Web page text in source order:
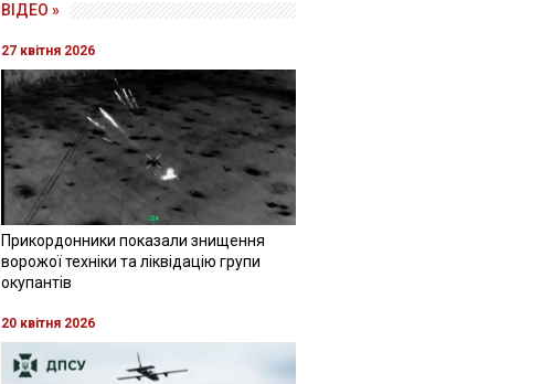
ВІДЕО »
27 квітня 2026
Прикордонники показали знищення
ворожої техніки та ліквідацію групи
окупантів
20 квітня 2026